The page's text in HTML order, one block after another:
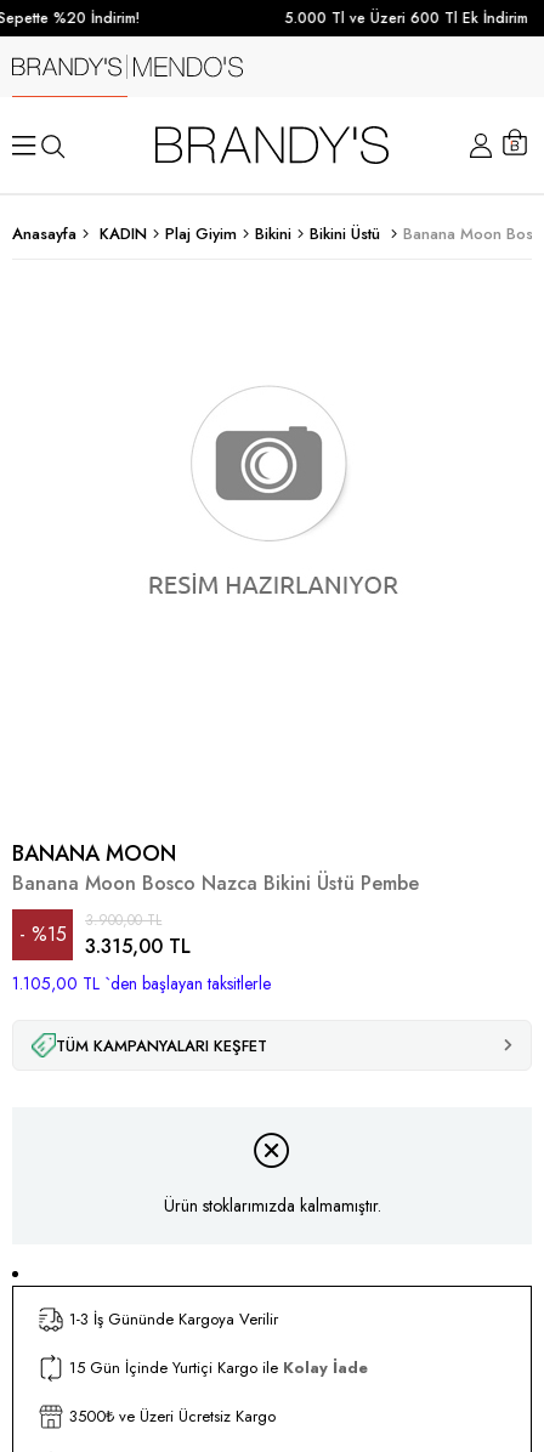
%20 İndirim! 5.000 Tl ve Üzeri 600 Tl Ek İndirim
Anasayfa KADIN Plaj Giyim Bikini Bikini Üstü Banana Moon
BANANA MOON
Banana Moon Bosco Nazca Bikini Üstü Pembe
%15
İndirim
3.900,00 TL
3.315,00 TL
1.105,00 TL `den başlayan taksitlerle
TÜM KAMPANYALARI KEŞFET
Ürün stoklarımızda kalmamıştır.
1-3 İş Gününde Kargoya Verilir
15 Gün İçinde Yurtiçi Kargo ile Kolay İade
3500₺ ve Üzeri Ücretsiz Kargo